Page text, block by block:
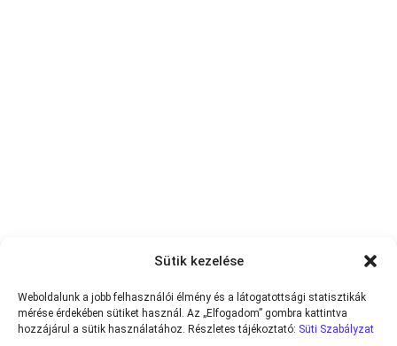
Sütik kezelése
Weboldalunk a jobb felhasználói élmény és a látogatottsági statisztikák
mérése érdekében sütiket használ. Az „Elfogadom” gombra kattintva
hozzájárul a sütik használatához. Részletes tájékoztató: Süti Szabályzat